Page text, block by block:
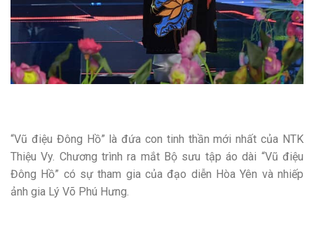
“Vũ điệu Đông Hồ” là đứa con tinh thần mới nhất của NTK
Thiệu Vy. Chương trình ra mắt Bộ sưu tập áo dài “Vũ điệu
Đông Hồ” có sự tham gia của đạo diễn Hòa Yên và nhiếp
ảnh gia Lý Võ Phú Hưng.